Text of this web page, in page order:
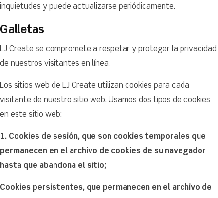
inquietudes y puede actualizarse periódicamente.
Galletas
LJ Create se compromete a respetar y proteger la privacidad
de nuestros visitantes en línea.
Los sitios web de LJ Create utilizan cookies para cada
visitante de nuestro sitio web. Usamos dos tipos de cookies
en este sitio web:
1. Cookies de sesión, que son cookies temporales que
permanecen en el archivo de cookies de su navegador
hasta que abandona el sitio;
Cookies persistentes, que permanecen en el archivo de